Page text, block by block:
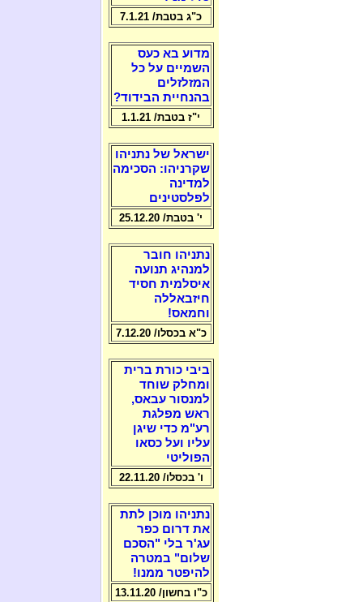
כ"ג בטבת/ 7.1.21
מדוע בא כעס
השמיים על כל
המזלזלים
בהנחיית הבידוד?
י"ז בטבת/ 1.1.21
ישראל של נתניהו
שקרניהו: הסכימה
למדינה
לפלסטינים
י' בטבת/ 25.12.20
נתניהו חובר
למנהיג תנועה
איסלמית חסיד
חיזבאללה
וחמאס!
כ"א בכסלו/ 7.12.20
ביבי כורת ברית
ומחלק שוחד
למנסור עבאס,
ראש מפלגת
רע"מ כדי שיגן
עליו ועל כסאו
הפוליטי
ו' בכסלו/ 22.11.20
נתניהו מוכן לתת
את דרום כפר
עג'ר בלי "הסכם
שלום" במטרה
להיפטר ממנו!
כ"ו בחשון/ 13.11.20